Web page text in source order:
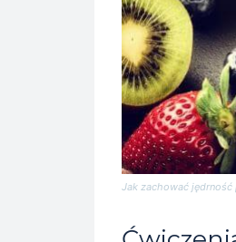
Jak zachować jędrność